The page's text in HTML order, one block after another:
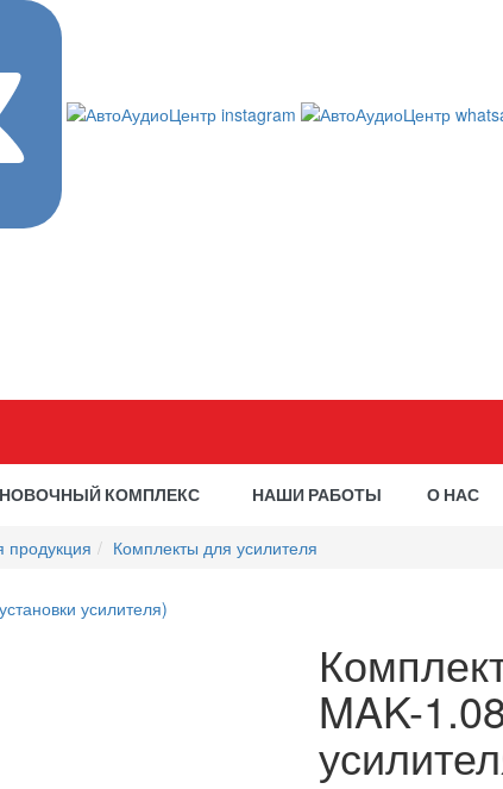
КОМПЛЕКС НАШИ РАБОТЫ О НАС
продукция Комплекты для усилителя
MAK-